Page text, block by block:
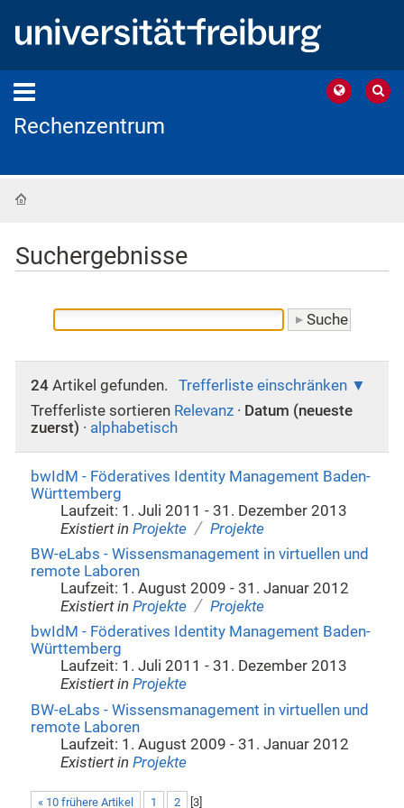
Rechenzentrum
Suchergebnisse
24Artikel gefunden.
Trefferliste einschränken
Trefferliste sortieren Relevanz · Datum (neueste
zuerst) · alphabetisch
bwIdM - Föderatives Identity Management Baden-
Württemberg
Laufzeit: 1. Juli 2011 - 31. Dezember 2013
Existiert in Projekte / Projekte
BW-eLabs - Wissensmanagement in virtuellen und
remote Laboren
Laufzeit: 1. August 2009 - 31. Januar 2012
Existiert in Projekte / Projekte
bwIdM - Föderatives Identity Management Baden-
Württemberg
Laufzeit: 1. Juli 2011 - 31. Dezember 2013
Existiert in Projekte
BW-eLabs - Wissensmanagement in virtuellen und
remote Laboren
Laufzeit: 1. August 2009 - 31. Januar 2012
Existiert in Projekte
« 10 frühere Artikel 1 2 3]